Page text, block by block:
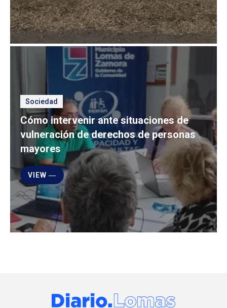
Sociedad
Cómo intervenir ante situaciones de
vulneración de derechos de personas
mayores
VIEW ―